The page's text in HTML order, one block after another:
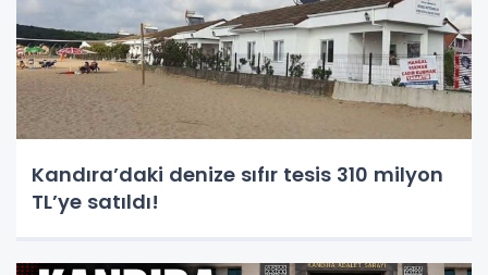
Kandıra’daki denize sıfır tesis 310 milyon
TL’ye satıldı!